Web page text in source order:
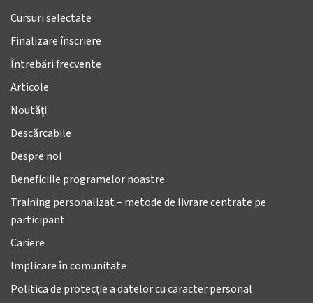
Cursuri selectate
Finalizare înscriere
Întrebări frecvente
Articole
Noutăți
Descărcabile
Despre noi
Beneficiile programelor noastre
Training personalizat – metode de livrare centrate pe
participant
Cariere
Implicare în comunitate
Politica de protecție a datelor cu caracter personal